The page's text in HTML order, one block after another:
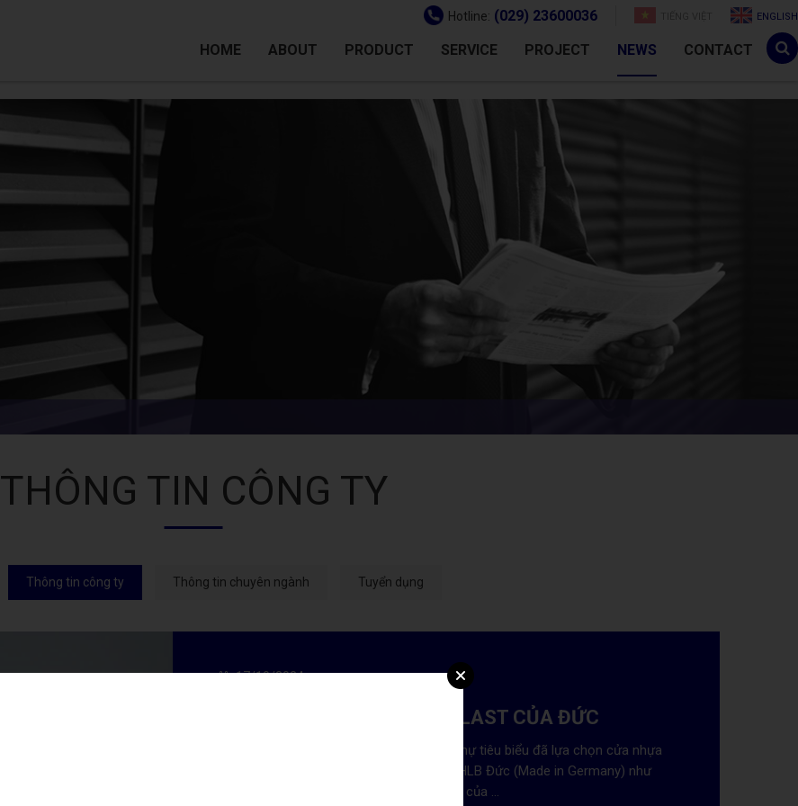
Hotline: (029) 23600036 ENGLISH
HOME ABOUT PRODUCT SERVICE PROJECT NEWS CONTACT
THÔNG TIN CÔNG TY
Thông tin công ty Thông tin chuyên ngành Tuyển dụng
17/10/2024
CỬA NHỰA LÕI THÉP ALUPLAST CỦA ĐỨC
Trong những năm qua, nhiều villa và biệt thự tiêu biểu đã lựa chọn cửa nhựa
lõi thép Aluplast nhập khẩu trực tiếp từ CHLB Đức (Made in Germany) như
một giải pháp tối ưu cho không gian sống của ...